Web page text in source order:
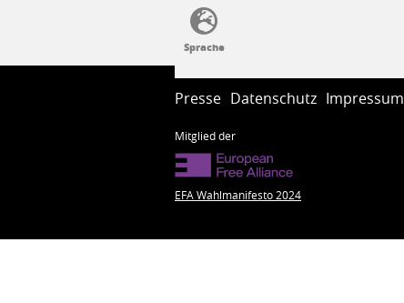
SSW-Politik von A bis Z
Presse Datenschutz Impressum
Mitglied der
EFA Wahlmanifesto 2024